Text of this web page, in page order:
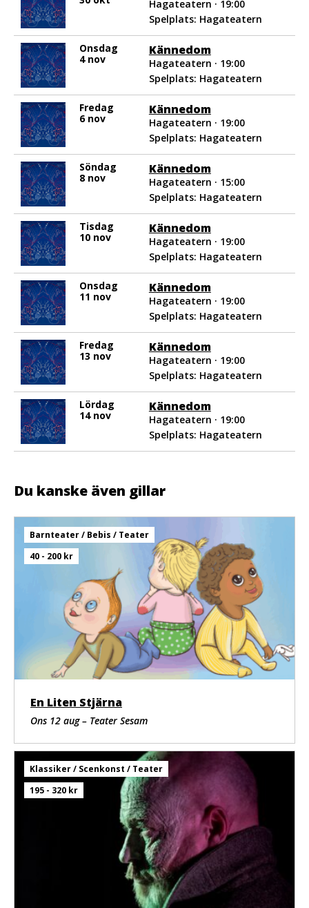
Hagateatern · 19:00
Spelplats: Hagateatern
Onsdag
4 nov
Kännedom
Hagateatern · 19:00
Spelplats: Hagateatern
Fredag
6 nov
Kännedom
Hagateatern · 19:00
Spelplats: Hagateatern
Söndag
8 nov
Kännedom
Hagateatern · 15:00
Spelplats: Hagateatern
Tisdag
10 nov
Kännedom
Hagateatern · 19:00
Spelplats: Hagateatern
Onsdag
11 nov
Kännedom
Hagateatern · 19:00
Spelplats: Hagateatern
Fredag
13 nov
Kännedom
Hagateatern · 19:00
Spelplats: Hagateatern
Lördag
14 nov
Kännedom
Hagateatern · 19:00
Spelplats: Hagateatern
Du kanske även gillar
Barnteater / Bebis / Teater
40 - 200 kr
En Liten Stjärna
Ons 12 aug – Teater Sesam
Klassiker / Scenkonst / Teater
195 - 320 kr